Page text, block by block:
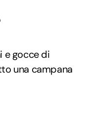
e gocce di
una campana